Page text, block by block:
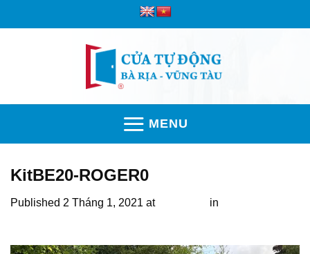
MENU
KitBE20-ROGER0
Published 2 Tháng 1, 2021 at in